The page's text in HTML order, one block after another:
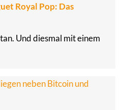
Royal Pop: Das
Und diesmal mit einem